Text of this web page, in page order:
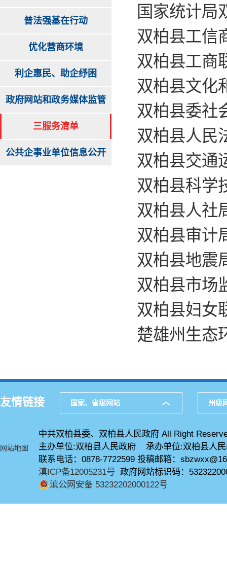
普法强基在行动
优化营商环境
利企惠民、助企纾困
政府网站和政务媒体监管
三服务清单
公共企事业单位信息公开
国家统计局
双柏县工信
双柏县工商
双柏县文化
双柏县委社
双柏县人民
双柏县交通
双柏县科学
双柏县人社
双柏县审计
双柏县地震
双柏县市场
双柏县妇女
楚雄州生态
友情链接 国家、省级网站 州级
网站地图
中共双柏县委、双柏县人民政府 All Right
主办单位:双柏县人民政府 承办单位:双柏县人
联系电话：0878-7722599 投稿邮箱：
滇ICP备12005231号 政府网站标识码：
滇公网安备 53232202000122号